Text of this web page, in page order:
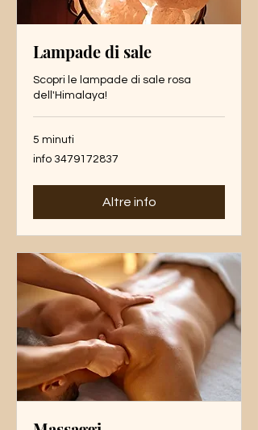
Lampade di sale
Scopri le lampade di sale rosa
dell'Himalaya!
5 minuti
info
3479172837
info 3479172837
Altre info